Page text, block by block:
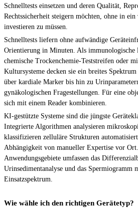
Schnelltests einsetzen und deren Qualität,
Rechtssicherheit steigern möchten, ohne in
investieren zu müssen.
Schnelltests liefern ohne aufwändige
Orientierung in Minuten. Als immunologische
chemische Trockenchemie-Teststreifen oder
Kultursysteme decken sie ein breites
über kardiale Marker bis hin zu
gynäkologischen Fragestellungen. Für eine
sich mit einem Reader kombinieren.
KI-gestützte Systeme sind die jüngste
Integrierte Algorithmen analysieren
klassifizieren zelluläre Strukturen
Abhängigkeit von manueller Expertise vor
Anwendungsgebiete umfassen das
Urinsedimentanalyse und das Spermiogramm
Einsatzspektrum.
Wie wähle ich den richtigen Gerätetyp?